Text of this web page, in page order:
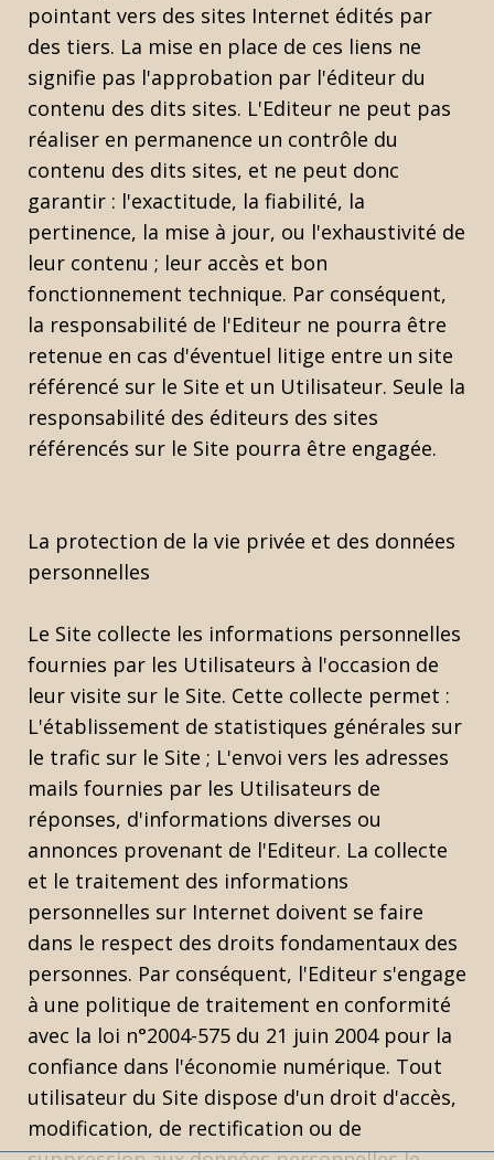
pointant vers des sites Internet édités par
des tiers. La mise en place de ces liens ne
signifie pas l'approbation par l'éditeur du
contenu des dits sites. L'Editeur ne peut pas
réaliser en permanence un contrôle du
contenu des dits sites, et ne peut donc
garantir : l'exactitude, la fiabilité, la
pertinence, la mise à jour, ou l'exhaustivité de
leur contenu ; leur accès et bon
fonctionnement technique. Par conséquent,
la responsabilité de l'Editeur ne pourra être
retenue en cas d'éventuel litige entre un site
référencé sur le Site et un Utilisateur. Seule la
responsabilité des éditeurs des sites
référencés sur le Site pourra être engagée.
La protection de la vie privée et des données
personnelles
Le Site collecte les informations personnelles
fournies par les Utilisateurs à l'occasion de
leur visite sur le Site. Cette collecte permet :
L'établissement de statistiques générales sur
le trafic sur le Site ; L'envoi vers les adresses
mails fournies par les Utilisateurs de
réponses, d'informations diverses ou
annonces provenant de l'Editeur. La collecte
et le traitement des informations
personnelles sur Internet doivent se faire
dans le respect des droits fondamentaux des
personnes. Par conséquent, l'Editeur s'engage
à une politique de traitement en conformité
avec la loi n°2004-575 du 21 juin 2004 pour la
confiance dans l'économie numérique. Tout
utilisateur du Site dispose d'un droit d'accès,
modification, de rectification ou de